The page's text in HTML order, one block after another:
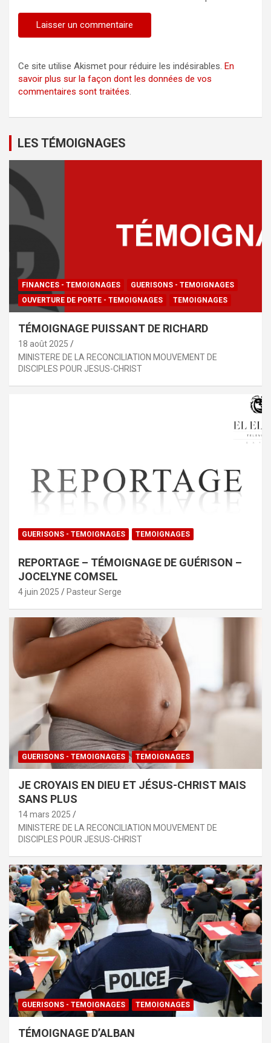
Ce site utilise Akismet pour réduire les indésirables. En
savoir plus sur la façon dont les données de vos
commentaires sont traitées.
LES TÉMOIGNAGES
FINANCES - TEMOIGNAGES
GUERISONS - TEMOIGNAGES
OUVERTURE DE PORTE - TEMOIGNAGES
TEMOIGNAGES
TÉMOIGNAGE PUISSANT DE RICHARD
18 août 2025
MINISTERE DE LA RECONCILIATION MOUVEMENT DE
DISCIPLES POUR JESUS-CHRIST
GUERISONS - TEMOIGNAGES TEMOIGNAGES
REPORTAGE – TÉMOIGNAGE DE GUÉRISON –
JOCELYNE COMSEL
4 juin 2025 Pasteur Serge
GUERISONS - TEMOIGNAGES TEMOIGNAGES
JE CROYAIS EN DIEU ET JÉSUS-CHRIST MAIS
SANS PLUS
14 mars 2025
MINISTERE DE LA RECONCILIATION MOUVEMENT DE
DISCIPLES POUR JESUS-CHRIST
GUERISONS - TEMOIGNAGES TEMOIGNAGES
TÉMOIGNAGE D’ALBAN